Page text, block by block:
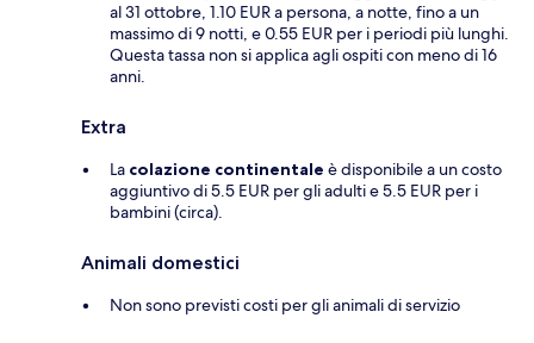
al 31 ottobre, 1.10 EUR a persona, a notte, fino a un
massimo di 9 notti, e 0.55 EUR per i periodi più lunghi.
Questa tassa non si applica agli ospiti con meno di 16
anni.
Extra
La colazione continentale è disponibile a un costo
aggiuntivo di 5.5 EUR per gli adulti e 5.5 EUR per i
bambini (circa).
Animali domestici
Non sono previsti costi per gli animali di servizio